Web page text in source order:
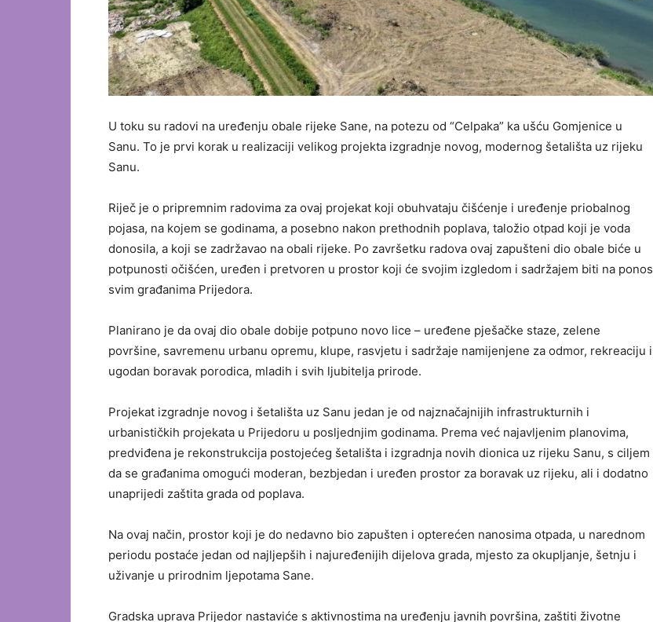
U toku su radovi na uređenju obale rijeke Sane, na potezu od “Celpaka” ka ušću Gomjenice u
Sanu. To je prvi korak u realizaciji velikog projekta izgradnje novog, modernog šetališta uz rijeku
Sanu.
Riječ je o pripremnim radovima za ovaj projekat koji obuhvataju čišćenje i uređenje priobalnog
pojasa, na kojem se godinama, a posebno nakon prethodnih poplava, taložio otpad koji je voda
donosila, a koji se zadržavao na obali rijeke. Po završetku radova ovaj zapušteni dio obale biće u
potpunosti očišćen, uređen i pretvoren u prostor koji će svojim izgledom i sadržajem biti na ponos
svim građanima Prijedora.
Planirano je da ovaj dio obale dobije potpuno novo lice – uređene pješačke staze, zelene
površine, savremenu urbanu opremu, klupe, rasvjetu i sadržaje namijenjene za odmor, rekreaciju i
ugodan boravak porodica, mladih i svih ljubitelja prirode.
Projekat izgradnje novog i šetališta uz Sanu jedan je od najznačajnijih infrastrukturnih i
urbanističkih projekata u Prijedoru u posljednjim godinama. Prema već najavljenim planovima,
predviđena je rekonstrukcija postojećeg šetališta i izgradnja novih dionica uz rijeku Sanu, s ciljem
da se građanima omogući moderan, bezbjedan i uređen prostor za boravak uz rijeku, ali i dodatno
unaprijedi zaštita grada od poplava.
Na ovaj način, prostor koji je do nedavno bio zapušten i opterećen nanosima otpada, u narednom
periodu postaće jedan od najljepših i najuređenijih dijelova grada, mjesto za okupljanje, šetnju i
uživanje u prirodnim ljepotama Sane.
Gradska uprava Prijedor nastaviće s aktivnostima na uređenju javnih površina, zaštiti životne